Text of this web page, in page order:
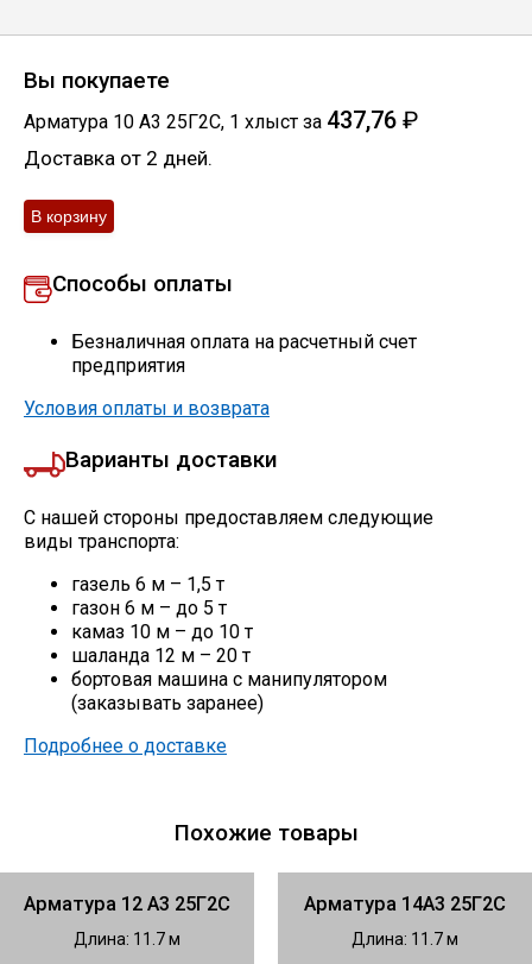
Вы покупаете
Арматура 10 А3 25Г2С, 1 хлыст за 437,76 ₽
Доставка от 2 дней.
Способы оплаты
Безналичная оплата на расчетный счет
предприятия
Условия оплаты и возврата
Варианты доставки
С нашей стороны предоставляем следующие
виды транспорта:
газель 6 м – 1,5 т
газон 6 м – до 5 т
камаз 10 м – до 10 т
шаланда 12 м – 20 т
бортовая машина с манипулятором
(заказывать заранее)
Подробнее о доставке
Похожие товары
Арматура 12 А3 25Г2С
Длина: 11.7 м
Арматура 14А3 25Г2С
Длина: 11.7 м